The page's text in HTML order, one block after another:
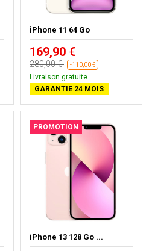
iPhone 11 64 Go
169,90 €
280,00 € -110,00 €
Livraison gratuite
GARANTIE 24 MOIS
PROMOTION
iPhone 13 128 Go ...